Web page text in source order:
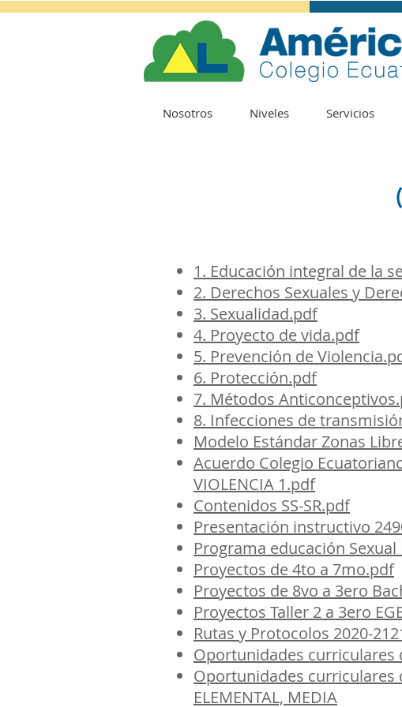
Nosotros Niveles Servicios
1. Educación integral de la
2. Derechos Sexuales y
3. Sexualidad.pdf
4. Proyecto de vida.pdf
5. Prevención de
6. Protección.pdf
7. Métodos
8. Infecciones de
Modelo Estándar Zonas
Acuerdo Colegio
VIOLENCIA 1.pdf
Contenidos SS-SR.pdf
Presentación instructivo
Programa educación
Proyectos de 4to a 7mo.pdf
Proyectos de 8vo a 3ero
Proyectos Taller 2 a 3ero
Rutas y Protocolos 2020-
Oportunidades curriculares
Oportunidades curriculares
ELEMENTAL, MEDIA